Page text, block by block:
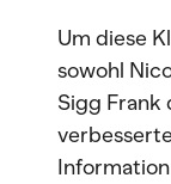
Um diese
sowohl
Sigg